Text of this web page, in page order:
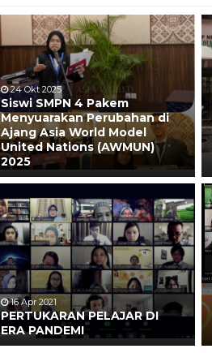
24 Okt 2025
Siswi SMPN 4 Pakem
Menyuarakan Perubahan di
Ajang Asia World Model
United Nations (AWMUN)
2025
16 Apr 2021
PERTUKARAN PELAJAR DI
ERA PANDEMI